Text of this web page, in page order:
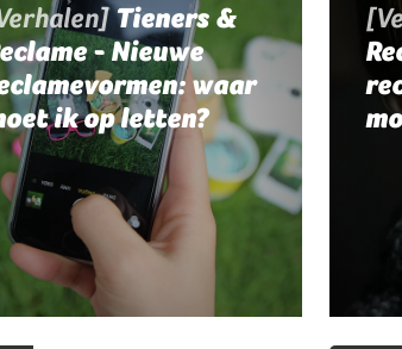
Tieners &
- Nieuwe
waar
ik op letten?